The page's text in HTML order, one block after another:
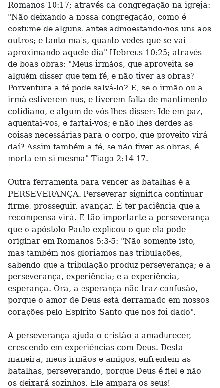
Romanos 10:17; através da congregação na igreja:
"Não deixando a nossa congregação, como é
costume de alguns, antes admoestando-nos uns aos
outros; e tanto mais, quanto vedes que se vai
aproximando aquele dia" Hebreus 10:25; através
de boas obras: "Meus irmãos, que aproveita se
alguém disser que tem fé, e não tiver as obras?
Porventura a fé pode salvá-lo? E, se o irmão ou a
irmã estiverem nus, e tiverem falta de mantimento
cotidiano, e algum de vós lhes disser: Ide em paz,
aquentai-vos, e fartai-vos; e não lhes derdes as
coisas necessárias para o corpo, que proveito virá
daí? Assim também a fé, se não tiver as obras, é
morta em si mesma" Tiago 2:14-17.
Outra ferramenta para vencer as batalhas é a
PERSEVERANÇA. Perseverar significa continuar
firme, prosseguir, avançar. É ter paciência que a
recompensa virá. É tão importante a perseverança
que o apóstolo Paulo explicou o que ela pode
originar em Romanos 5:3-5: "Não somente isto,
mas também nos gloriamos nas tribulações,
sabendo que a tribulação produz perseverança; e a
perseverança, experiência; e a experiência,
esperança. Ora, a esperança não traz confusão,
porque o amor de Deus está derramado em nossos
corações pelo Espírito Santo que nos foi dado".
A perseverança ajuda o cristão a amadurecer,
crescendo em experiências com Deus. Desta
maneira, meus irmãos e amigos, enfrentem as
batalhas, perseverando, porque Deus é fiel e não
os deixará sozinhos. Ele ampara os seus!